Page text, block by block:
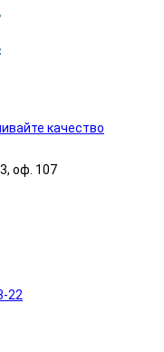
оф. 107
22